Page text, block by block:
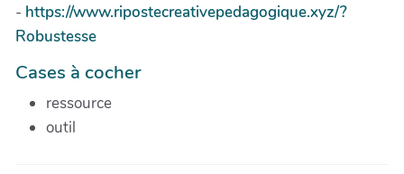
- https://www.ripostecreativepedagogique.xyz/?
Robustesse
Cases à cocher
ressource
outil